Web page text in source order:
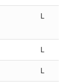
L
L
L